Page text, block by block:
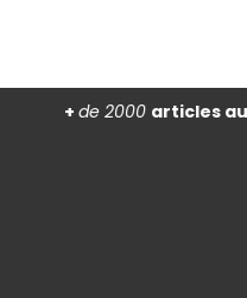
+de 2000articles